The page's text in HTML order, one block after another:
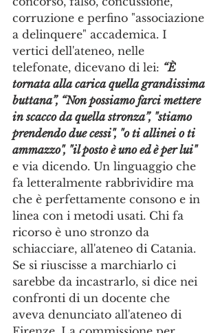
corruzione e perfino "associazione
a delinquere" accademica. I
vertici dell'ateneo, nelle
telefonate, dicevano di lei: “È
tornata alla carica quella grandissima
buttana”, “Non possiamo farci mettere
in scacco da quella stronza”, "stiamo
prendendo due cessi", "o ti allinei o ti
ammazzo", "il posto è uno ed è per lui"
e via dicendo. Un linguaggio che
fa letteralmente rabbrividire ma
che è perfettamente consono e in
linea con i metodi usati. Chi fa
ricorso è uno stronzo da
schiacciare, all'ateneo di Catania.
Se si riuscisse a marchiarlo ci
sarebbe da incastrarlo, si dice nei
confronti di un docente che
aveva denunciato all'ateneo di